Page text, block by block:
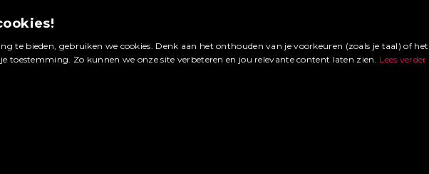
vakgebied. Meld je
nu aan en profiteer
te bieden, gebruiken we cookies. Denk aan het onthouden van je voorkeuren (zoals je taal) of
toestemming. Zo kunnen we onze site verbeteren en jou relevante content laten zien. Lees verder